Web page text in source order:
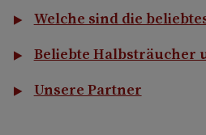
Welche sind die
Beliebte Halbsträucher
Unsere Partner